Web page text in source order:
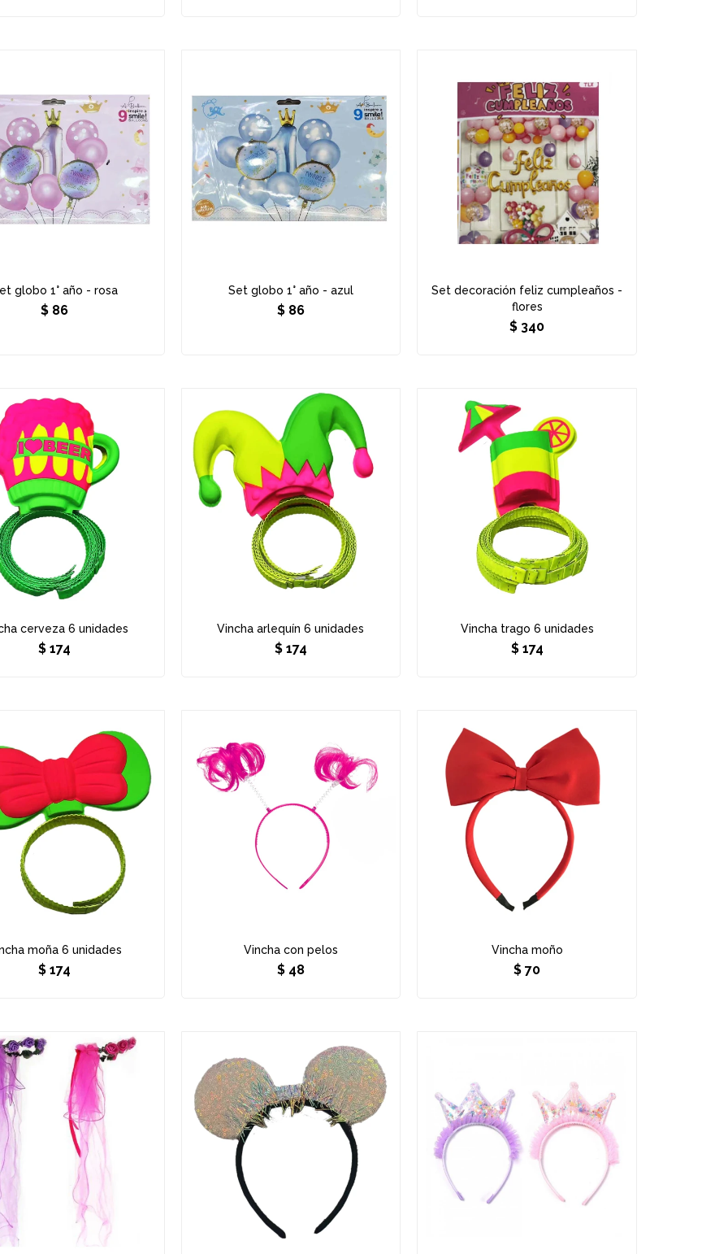
globo 1° año - rosa
$ 86
Set globo 1° año - azul
$ 86
Set decoración feliz cumpleaños -
flores
$ 340
cerveza 6 unidades
$ 174
Vincha arlequín 6 unidades
$ 174
Vincha trago 6 unidades
$ 174
moña 6 unidades
$ 174
Vincha con pelos
$ 48
Vincha moño
$ 70